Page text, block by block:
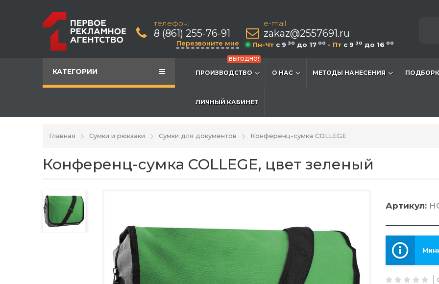
телефон:
8 (861) 255-76-91
Перезвоните мне
e-mail
zakaz@2557691.ru
Пн-Чт c 9 30 до 17 00 - Пт c 9 30 до 16 00
КАТЕГОРИИ
ВЫГОДНО!
ПРОИЗВОДСТВО О НАС МЕТОДЫ НАНЕСЕНИЯ
ЛИЧНЫЙ КАБИНЕТ
Главная Сумки и рюкзаки Сумки для документов Конференц-сумка COLLEGE
Конференц-сумка COLLEGE, цвет зеленый
Артикул: